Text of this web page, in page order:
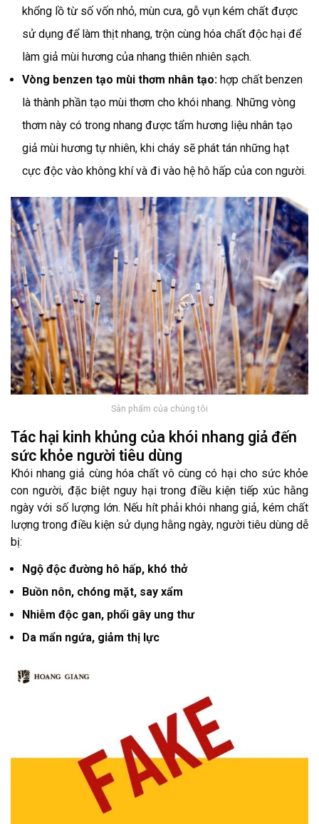
khổng lồ từ số vốn nhỏ, mùn cưa, gỗ vụn kém chất được
sử dụng để làm thịt nhang, trộn cùng hóa chất độc hại để
làm giả mùi hương của nhang thiên nhiên sạch.
Vòng benzen tạo mùi thơm nhân tạo: hợp chất benzen
là thành phần tạo mùi thơm cho khói nhang. Những vòng
thơm này có trong nhang được tẩm hương liệu nhân tạo
giả mùi hương tự nhiên, khi cháy sẽ phát tán những hạt
cực độc vào không khí và đi vào hệ hô hấp của con người.
Sản phẩm của chúng tôi
Tác hại kinh khủng của khói nhang giả đến
sức khỏe người tiêu dùng
Khói nhang giả cùng hóa chất vô cùng có hại cho sức khỏe
con người, đặc biệt nguy hại trong điều kiện tiếp xúc hằng
ngày với số lượng lớn. Nếu hít phải khói nhang giả, kém chất
lượng trong điều kiện sử dụng hằng ngày, người tiêu dùng dễ
bị:
Ngộ độc đường hô hấp, khó thở
Buồn nôn, chóng mặt, say xẩm
Nhiễm độc gan, phổi gây ung thư
Da mẩn ngứa, giảm thị lực